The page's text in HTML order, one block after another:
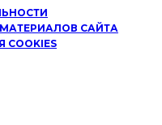
САЙТА